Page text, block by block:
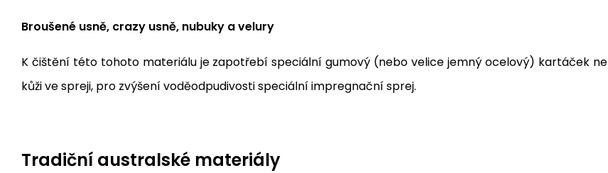
Broušené usně, crazy usně, nubuky a velury
K čištění této tohoto materiálu je zapotřebí speciální gumový (nebo velice jemný ocelový) kartáček
kůži ve spreji, pro zvýšení voděodpudivosti speciální impregnační sprej.
Tradiční australské materiály